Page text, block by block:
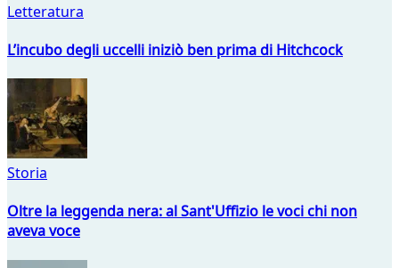
Letteratura
L’incubo degli uccelli iniziò ben prima di Hitchcock
Storia
Oltre la leggenda nera: al Sant'Uffizio le voci chi non
aveva voce